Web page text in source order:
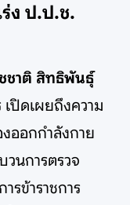
ง ป.ป.ช.
ชาติ สิทธิพันธุ์
ปิดเผยถึงความ
ออกกำลังกาย
นการตรวจ
ข้าราชการ